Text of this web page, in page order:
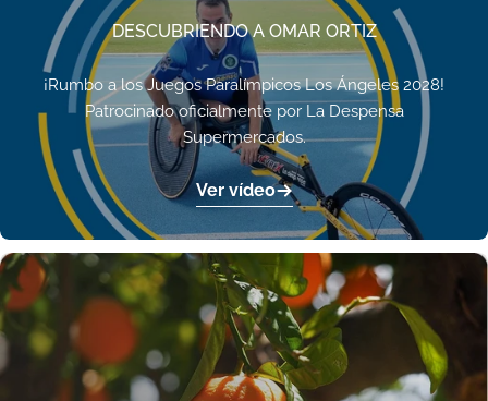
DESCUBRIENDO A OMAR ORTIZ
¡Rumbo a los Juegos Paralímpicos Los Ángeles 2028!
Patrocinado oficialmente por La Despensa
Supermercados.
Ver vídeo